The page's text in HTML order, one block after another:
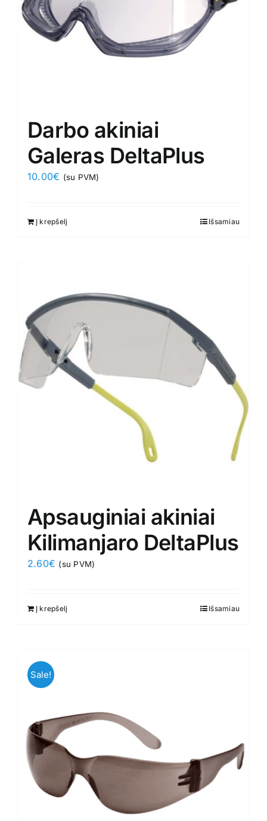
Darbo akiniai
Galeras DeltaPlus
10.00€ (su PVM)
Į krepšelį Išsamiau
Apsauginiai akiniai
Kilimanjaro DeltaPlus
2.60€ (su PVM)
Į krepšelį Išsamiau
Sale!